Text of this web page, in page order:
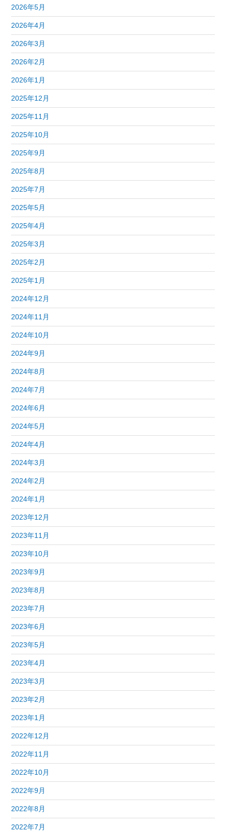
2026年5月
2026年4月
2026年3月
2026年2月
2026年1月
2025年12月
2025年11月
2025年10月
2025年9月
2025年8月
2025年7月
2025年5月
2025年4月
2025年3月
2025年2月
2025年1月
2024年12月
2024年11月
2024年10月
2024年9月
2024年8月
2024年7月
2024年6月
2024年5月
2024年4月
2024年3月
2024年2月
2024年1月
2023年12月
2023年11月
2023年10月
2023年9月
2023年8月
2023年7月
2023年6月
2023年5月
2023年4月
2023年3月
2023年2月
2023年1月
2022年12月
2022年11月
2022年10月
2022年9月
2022年8月
2022年7月